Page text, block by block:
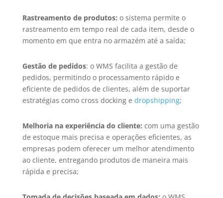
Rastreamento de produtos: o sistema permite o
rastreamento em tempo real de cada item, desde o
momento em que entra no armazém até a saída;
Gestão de pedidos: o WMS facilita a gestão de
pedidos, permitindo o processamento rápido e
eficiente de pedidos de clientes, além de suportar
estratégias como cross docking e dropshipping;
Melhoria na experiência do cliente: com uma gestão
de estoque mais precisa e operações eficientes, as
empresas podem oferecer um melhor atendimento
ao cliente, entregando produtos de maneira mais
rápida e precisa;